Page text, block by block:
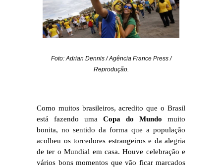
Foto: Adrian Dennis / Agência France Press /
Reprodução.
Como muitos brasileiros, acredito que o Brasil
está fazendo uma Copa do Mundo muito
bonita, no sentido da forma que a população
acolheu os torcedores estrangeiros e da alegria
de ter o Mundial em casa. Houve celebração e
vários bons momentos que vão ficar marcados